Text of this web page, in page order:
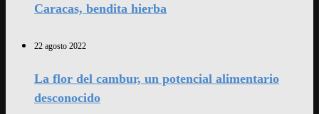
Caracas, bendita hierba
22 agosto 2022
La flor del cambur, un potencial alimentario
desconocido